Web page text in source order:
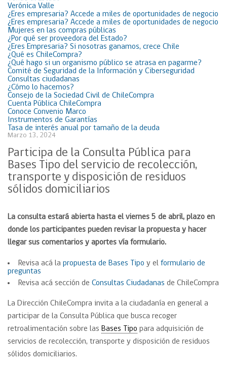
Verónica Valle
¿Eres empresaria? Accede a miles de oportunidades de negocio
¿Eres empresaria? Accede a miles de oportunidades de negocio
Mujeres en las compras públicas
¿Por qué ser proveedora del Estado?
¿Eres Empresaria? Si nosotras ganamos, crece Chile
¿Qué es ChileCompra?
¿Qué hago si un organismo público se atrasa en pagarme?
Comité de Seguridad de la Información y Ciberseguridad
Consultas ciudadanas
¿Cómo lo hacemos?
Consejo de la Sociedad Civil de ChileCompra
Cuenta Pública ChileCompra
Conoce Convenio Marco
Instrumentos de Garantías
Tasa de interés anual por tamaño de la deuda
Marzo 13, 2024
Participa de la Consulta Pública para
Bases Tipo del servicio de recolección,
transporte y disposición de residuos
sólidos domiciliarios
La consulta estará abierta hasta el viernes 5 de abril, plazo en
donde los participantes pueden revisar la propuesta y hacer
llegar sus comentarios y aportes vía formulario.
Revisa acá la propuesta de Bases Tipo y el formulario de
preguntas
Revisa acá sección de Consultas Ciudadanas de ChileCompra
La Dirección ChileCompra invita a la ciudadanía en general a
participar de la Consulta Pública que busca recoger
retroalimentación sobre las Bases Tipo para adquisición de
servicios de recolección, transporte y disposición de residuos
sólidos domiciliarios.